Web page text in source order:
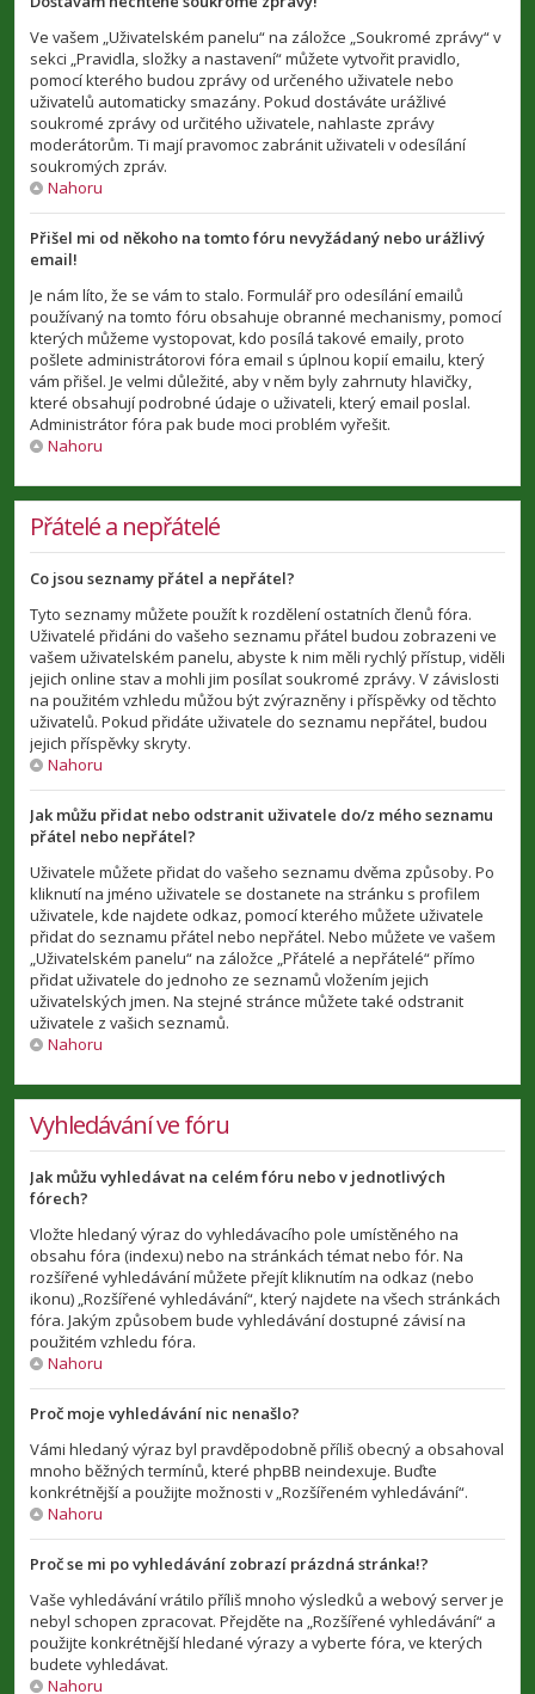
Ve vašem „Uživatelském panelu“ na záložce „Soukromé zprávy“ v
sekci „Pravidla, složky a nastavení“ můžete vytvořit pravidlo,
pomocí kterého budou zprávy od určeného uživatele nebo
uživatelů automaticky smazány. Pokud dostáváte urážlivé
soukromé zprávy od určitého uživatele, nahlaste zprávy
moderátorům. Ti mají pravomoc zabránit uživateli v odesílání
soukromých zpráv.
Nahoru
Přišel mi od někoho na tomto fóru nevyžádaný nebo urážlivý
email!
Je nám líto, že se vám to stalo. Formulář pro odesílání emailů
používaný na tomto fóru obsahuje obranné mechanismy, pomocí
kterých můžeme vystopovat, kdo posílá takové emaily, proto
pošlete administrátorovi fóra email s úplnou kopií emailu, který
vám přišel. Je velmi důležité, aby v něm byly zahrnuty hlavičky,
které obsahují podrobné údaje o uživateli, který email poslal.
Administrátor fóra pak bude moci problém vyřešit.
Nahoru
Přátelé a nepřátelé
Co jsou seznamy přátel a nepřátel?
Tyto seznamy můžete použít k rozdělení ostatních členů fóra.
Uživatelé přidáni do vašeho seznamu přátel budou zobrazeni ve
vašem uživatelském panelu, abyste k nim měli rychlý přístup, viděli
jejich online stav a mohli jim posílat soukromé zprávy. V závislosti
na použitém vzhledu můžou být zvýrazněny i příspěvky od těchto
uživatelů. Pokud přidáte uživatele do seznamu nepřátel, budou
jejich příspěvky skryty.
Nahoru
Jak můžu přidat nebo odstranit uživatele do/z mého seznamu
přátel nebo nepřátel?
Uživatele můžete přidat do vašeho seznamu dvěma způsoby. Po
kliknutí na jméno uživatele se dostanete na stránku s profilem
uživatele, kde najdete odkaz, pomocí kterého můžete uživatele
přidat do seznamu přátel nebo nepřátel. Nebo můžete ve vašem
„Uživatelském panelu“ na záložce „Přátelé a nepřátelé“ přímo
přidat uživatele do jednoho ze seznamů vložením jejich
uživatelských jmen. Na stejné stránce můžete také odstranit
uživatele z vašich seznamů.
Nahoru
Vyhledávání ve fóru
Jak můžu vyhledávat na celém fóru nebo v jednotlivých
fórech?
Vložte hledaný výraz do vyhledávacího pole umístěného na
obsahu fóra (indexu) nebo na stránkách témat nebo fór. Na
rozšířené vyhledávání můžete přejít kliknutím na odkaz (nebo
ikonu) „Rozšířené vyhledávání“, který najdete na všech stránkách
fóra. Jakým způsobem bude vyhledávání dostupné závisí na
použitém vzhledu fóra.
Nahoru
Proč moje vyhledávání nic nenašlo?
Vámi hledaný výraz byl pravděpodobně příliš obecný a obsahoval
mnoho běžných termínů, které phpBB neindexuje. Buďte
konkrétnější a použijte možnosti v „Rozšířeném vyhledávání“.
Nahoru
Proč se mi po vyhledávání zobrazí prázdná stránka!?
Vaše vyhledávání vrátilo příliš mnoho výsledků a webový server je
nebyl schopen zpracovat. Přejděte na „Rozšířené vyhledávání“ a
použijte konkrétnější hledané výrazy a vyberte fóra, ve kterých
budete vyhledávat.
Nahoru